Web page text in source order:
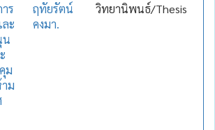
ร
ะ
น
ม
ม
ฤทัยรัตน์
คงมา.
วิทยานิพนธ์/Thesis